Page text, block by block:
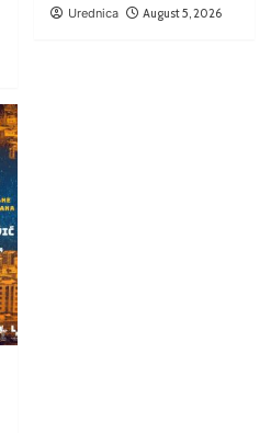
Urednica August 5, 2026